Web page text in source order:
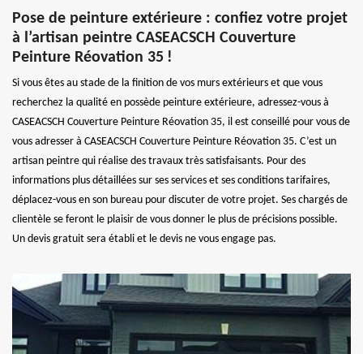
Pose de peinture extérieure : confiez votre projet
à l’artisan peintre CASEACSCH Couverture
Peinture Réovation 35 !
Si vous êtes au stade de la finition de vos murs extérieurs et que vous
recherchez la qualité en possède peinture extérieure, adressez-vous à
CASEACSCH Couverture Peinture Réovation 35, il est conseillé pour vous de
vous adresser à CASEACSCH Couverture Peinture Réovation 35. C’est un
artisan peintre qui réalise des travaux très satisfaisants. Pour des
informations plus détaillées sur ses services et ses conditions tarifaires,
déplacez-vous en son bureau pour discuter de votre projet. Ses chargés de
clientèle se feront le plaisir de vous donner le plus de précisions possible.
Un devis gratuit sera établi et le devis ne vous engage pas.